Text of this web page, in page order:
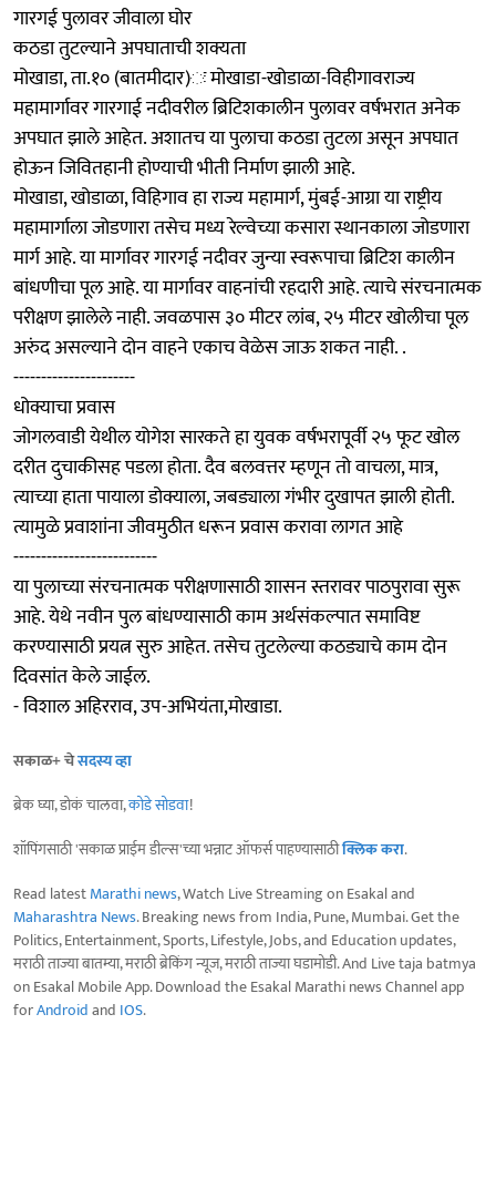
गारगई पुलावर जीवाला घोर
कठडा तुटल्याने अपघाताची शक्यता
मोखाडा, ता.१० (बातमीदार)ः मोखाडा-खोडाळा-विहीगावराज्य
महामार्गावर गारगाई नदीवरील ब्रिटिशकालीन पुलावर वर्षभरात अनेक
अपघात झाले आहेत. अशातच या पुलाचा कठडा तुटला असून अपघात
होऊन जिवितहानी होण्याची भीती निर्माण झाली आहे.
मोखाडा, खोडाळा, विहिगाव हा राज्य महामार्ग, मुंबई-आग्रा या राष्ट्रीय
महामार्गाला जोडणारा तसेच मध्य रेल्वेच्या कसारा स्थानकाला जोडणारा
मार्ग आहे. या मार्गावर गारगई नदीवर जुन्या स्वरूपाचा ब्रिटिश कालीन
बांधणीचा पूल आहे. या मार्गावर वाहनांची रहदारी आहे. त्याचे संरचनात्मक
परीक्षण झालेले नाही. जवळपास ३० मीटर लांब, २५ मीटर खोलीचा पूल
अरुंद असल्याने दोन वाहने एकाच वेळेस जाऊ शकत नाही. .
----------------------
धोक्याचा प्रवास
जोगलवाडी येथील योगेश सारकते हा युवक वर्षभरापूर्वी २५ फूट खोल
दरीत दुचाकीसह पडला होता. दैव बलवत्तर म्हणून तो वाचला, मात्र,
त्याच्या हाता पायाला डोक्याला, जबड्याला गंभीर दुखापत झाली होती.
त्यामुळे प्रवाशांना जीवमुठीत धरून प्रवास करावा लागत आहे
--------------------------
या पुलाच्या संरचनात्मक परीक्षणासाठी शासन स्तरावर पाठपुरावा सुरू
आहे. येथे नवीन पुल बांधण्यासाठी काम अर्थसंकल्पात समाविष्ट
करण्यासाठी प्रयत्न सुरु आहेत. तसेच तुटलेल्या कठड्याचे काम दोन
दिवसांत केले जाईल.
- विशाल अहिरराव, उप-अभियंता,मोखाडा.
सकाळ+ चेसदस्य व्हा
ब्रेक घ्या, डोकं चालवा,कोडे सोडवा!
शॉपिंगसाठी 'सकाळ प्राईम डील्स'च्या भन्नाट ऑफर्स पाहण्यासाठीक्लिक करा.
Read latestMarathi news, Watch Live Streaming on Esakal and
Maharashtra News. Breaking news from India, Pune, Mumbai. Get the
Politics, Entertainment, Sports, Lifestyle, Jobs, and Education updates,
मराठी ताज्या बातम्या, मराठी ब्रेकिंग न्यूज, मराठी ताज्या घडामोडी. And Live taja batmya
on Esakal Mobile App. Download the Esakal Marathi news Channel app
forAndroidand IOS.